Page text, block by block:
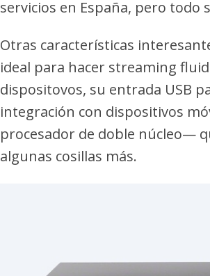
servicios en España, pero todo
Otras características
ideal para hacer streaming
dispositovos, su entrada USB
integración con dispositivos
procesador de doble núcleo—
algunas cosillas más.